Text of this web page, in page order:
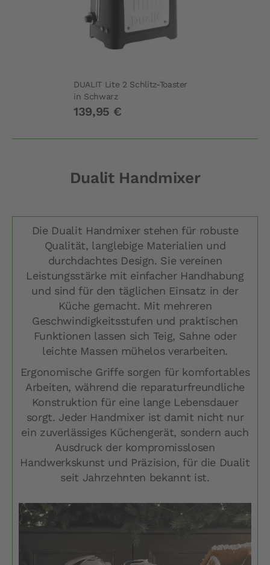
DUALIT Lite 2 Schlitz-Toaster
in Schwarz
139,95 €
Dualit Handmixer
Die Dualit Handmixer stehen für robuste
Qualität, langlebige Materialien und
durchdachtes Design. Sie vereinen
Leistungsstärke mit einfacher Handhabung
und sind für den täglichen Einsatz in der
Küche gemacht. Mit mehreren
Geschwindigkeitsstufen und praktischen
Funktionen lassen sich Teig, Sahne oder
leichte Massen mühelos verarbeiten.
Ergonomische Griffe sorgen für komfortables
Arbeiten, während die reparaturfreundliche
Konstruktion für eine lange Lebensdauer
sorgt. Jeder Handmixer ist damit nicht nur
ein zuverlässiges Küchengerät, sondern auch
Ausdruck der kompromisslosen
Handwerkskunst und Präzision, für die Dualit
seit Jahrzehnten bekannt ist.